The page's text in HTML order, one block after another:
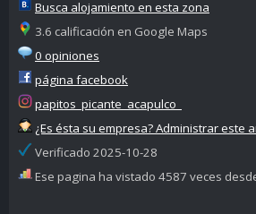
Busca alojamiento en esta zona
3.6 calificación en Google Maps
0 opiniones
página facebook
papitos_picante_acapulco_
¿Es ésta su empresa? Administrar este
Verificado 2025-10-28
Ese pagina ha vistado 4587 veces